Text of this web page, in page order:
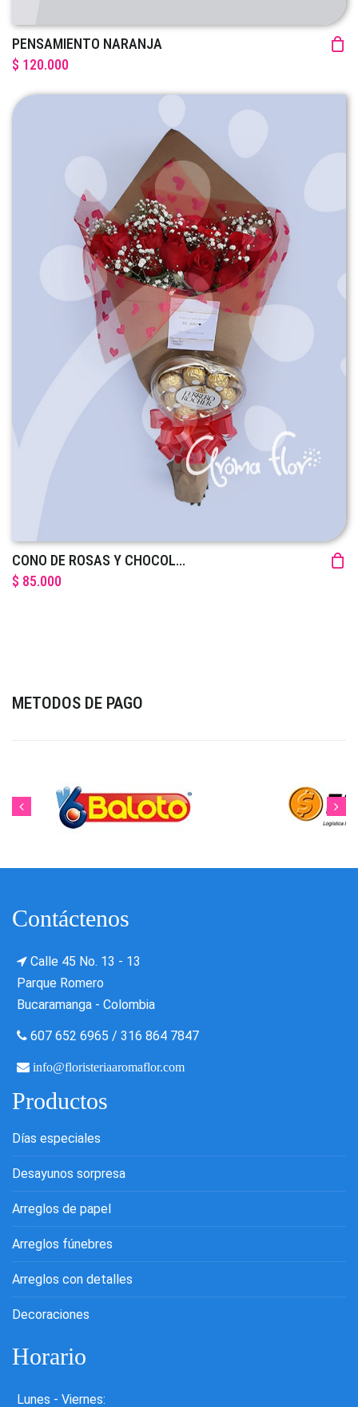
PENSAMIENTO NARANJA
$ 120.000
CONO DE ROSAS Y CHOCOL...
$ 85.000
METODOS DE PAGO
Contáctenos
Calle 45 No. 13 - 13
Parque Romero
Bucaramanga - Colombia
607 652 6965 / 316 864 7847
info@floristeriaaromaflor.com
Productos
Días especiales
Desayunos sorpresa
Arreglos de papel
Arreglos fúnebres
Arreglos con detalles
Decoraciones
Horario
Lunes - Viernes: